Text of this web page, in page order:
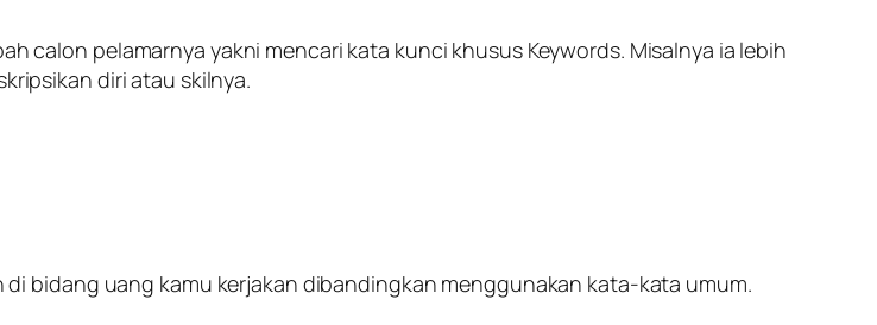
calon pelamarnya yakni mencari kata kunci khususKeywords. Misalnya ia lebih
diri atau skilnya.
bidang uang kamu kerjakan dibandingkan menggunakan kata-kata umum.